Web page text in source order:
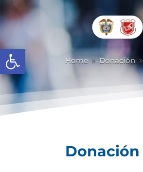
Abrir barra de herramientas
Home 9 Donación 9
Donación